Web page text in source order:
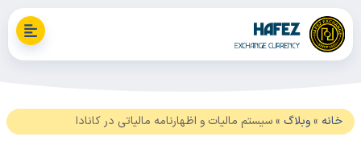
»وبلاگ»سیستم مالیات و اظهارنامه مالیاتی در کانادا